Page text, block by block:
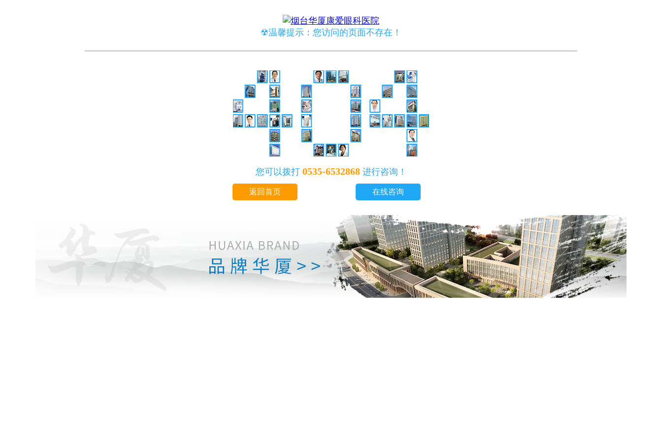
☢温馨提示：您访问的页面不存在！
您可以拨打 0535-6532868进行咨询！
返回首页 在线咨询